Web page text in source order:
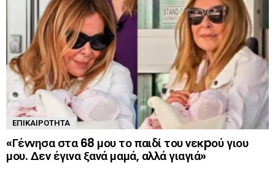
ΕΠΙΚΑΙΡΌΤΗΤΑ
«Γέννησα στα 68 μου το παιδί του νεκpού γιου
μου. Δεν έγινα ξανά μαμά, αλλά γιαγιά»